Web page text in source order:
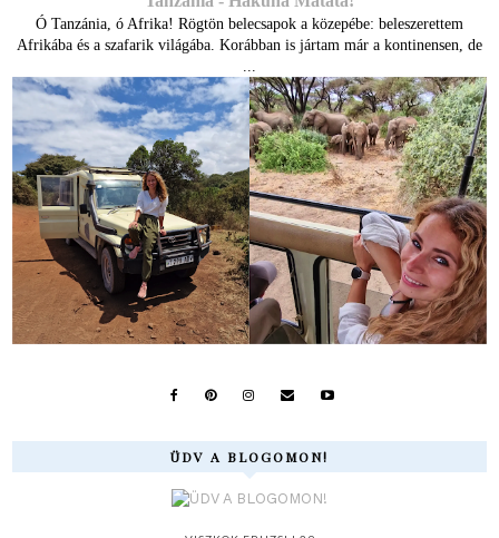
Ó Tanzánia, ó Afrika! Rögtön belecsapok a közepébe: beleszerettem
Afrikába és a szafarik világába. Korábban is jártam már a kontinensen, de
...
ÜDV A BLOGOMON!